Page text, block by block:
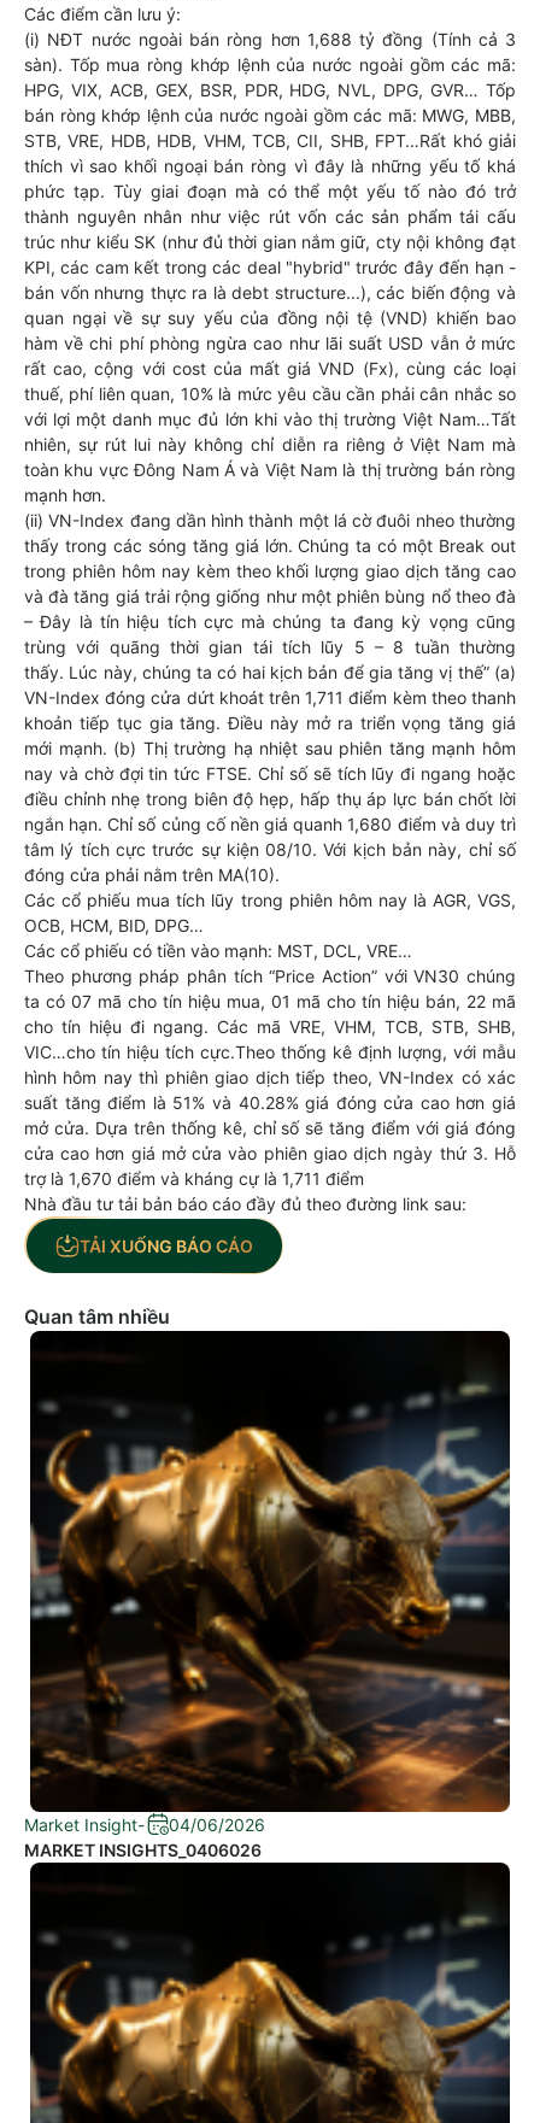
Các điểm cần lưu ý:
(i) NĐT nước ngoài bán ròng hơn 1,688 tỷ đồng (Tính cả 3
sàn). Tốp mua ròng khớp lệnh của nước ngoài gồm các mã:
HPG, VIX, ACB, GEX, BSR, PDR, HDG, NVL, DPG, GVR… Tốp
bán ròng khớp lệnh của nước ngoài gồm các mã: MWG, MBB,
STB, VRE, HDB, HDB, VHM, TCB, CII, SHB, FPT…Rất khó giải
thích vì sao khối ngoại bán ròng vì đây là những yếu tố khá
phức tạp. Tùy giai đoạn mà có thể một yếu tố nào đó trở
thành nguyên nhân như việc rút vốn các sản phẩm tái cấu
trúc như kiểu SK (như đủ thời gian nắm giữ, cty nội không đạt
KPI, các cam kết trong các deal "hybrid" trước đây đến hạn -
bán vốn nhưng thực ra là debt structure...), các biến động và
quan ngại về sự suy yếu của đồng nội tệ (VND) khiến bao
hàm về chi phí phòng ngừa cao như lãi suất USD vẫn ở mức
rất cao, cộng với cost của mất giá VND (Fx), cùng các loại
thuế, phí liên quan, 10% là mức yêu cầu cần phải cân nhắc so
với lợi một danh mục đủ lớn khi vào thị trường Việt Nam…Tất
nhiên, sự rút lui này không chỉ diễn ra riêng ở Việt Nam mà
toàn khu vực Đông Nam Á và Việt Nam là thị trường bán ròng
mạnh hơn.
(ii) VN-Index đang dần hình thành một lá cờ đuôi nheo thường
thấy trong các sóng tăng giá lớn. Chúng ta có một Break out
trong phiên hôm nay kèm theo khối lượng giao dịch tăng cao
và đà tăng giá trải rộng giống như một phiên bùng nổ theo đà
– Đây là tín hiệu tích cực mà chúng ta đang kỳ vọng cũng
trùng với quãng thời gian tái tích lũy 5 – 8 tuần thường
thấy. Lúc này, chúng ta có hai kịch bản để gia tăng vị thế” (a)
VN-Index đóng cửa dứt khoát trên 1,711 điểm kèm theo thanh
khoản tiếp tục gia tăng. Điều này mở ra triển vọng tăng giá
mới mạnh. (b) Thị trường hạ nhiệt sau phiên tăng mạnh hôm
nay và chờ đợi tin tức FTSE. Chỉ số sẽ tích lũy đi ngang hoặc
điều chỉnh nhẹ trong biên độ hẹp, hấp thụ áp lực bán chốt lời
ngắn hạn. Chỉ số củng cố nền giá quanh 1,680 điểm và duy trì
tâm lý tích cực trước sự kiện 08/10. Với kịch bản này, chỉ số
đóng cửa phải nằm trên MA(10).
Các cổ phiếu mua tích lũy trong phiên hôm nay là AGR, VGS,
OCB, HCM, BID, DPG…
Các cổ phiếu có tiền vào mạnh: MST, DCL, VRE…
Theo phương pháp phân tích “Price Action” với VN30 chúng
ta có 07 mã cho tín hiệu mua, 01 mã cho tín hiệu bán, 22 mã
cho tín hiệu đi ngang. Các mã VRE, VHM, TCB, STB, SHB,
VIC…cho tín hiệu tích cực.Theo thống kê định lượng, với mẫu
hình hôm nay thì phiên giao dịch tiếp theo, VN-Index có xác
suất tăng điểm là 51% và 40.28% giá đóng cửa cao hơn giá
mở cửa. Dựa trên thống kê, chỉ số sẽ tăng điểm với giá đóng
cửa cao hơn giá mở cửa vào phiên giao dịch ngày thứ 3. Hỗ
trợ là 1,670 điểm và kháng cự là 1,711 điểm
Nhà đầu tư tải bản báo cáo đầy đủ theo đường link sau:
TẢI XUỐNG BÁO CÁO
Quan tâm nhiều
Market Insight-
04/06/2026
MARKET INSIGHTS_0406026